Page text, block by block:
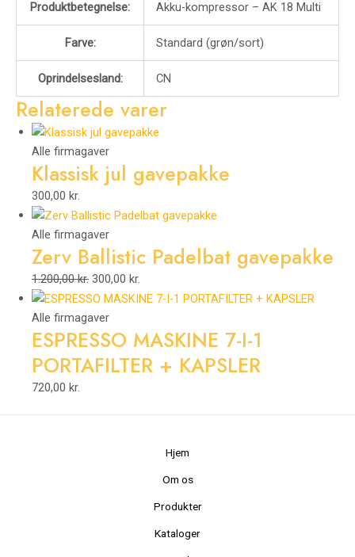
Produktbetegnelse: Akku-kompressor – AK 18 Multi
Farve: Standard (grøn/sort)
Oprindelsesland: CN
Relaterede varer
Alle firmagaver
Klassisk jul gavepakke
300,00 kr.
Alle firmagaver
Zerv Ballistic Padelbat gavepakke
1.200,00kr. 300,00 kr.
Alle firmagaver
ESPRESSO MASKINE 7-I-1
PORTAFILTER + KAPSLER
720,00 kr.
Hjem
Om os
Produkter
Kataloger